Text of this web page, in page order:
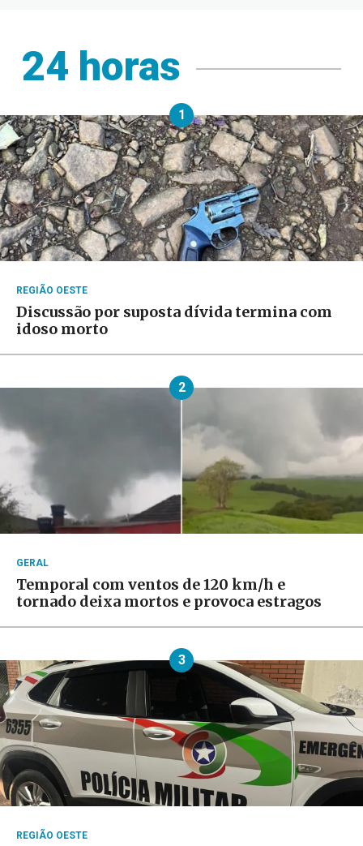
24 horas
1
REGIÃO OESTE
Discussão por suposta dívida termina com
idoso morto
2
GERAL
Temporal com ventos de 120 km/h e
tornado deixa mortos e provoca estragos
3
REGIÃO OESTE